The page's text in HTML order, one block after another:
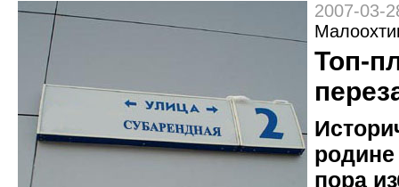
2007-03-
Топ-
пора